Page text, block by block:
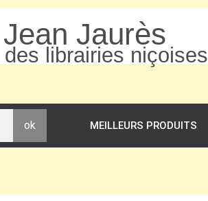
Jaurès
librairies niçoises
ok MEILLEURS PRODUITS